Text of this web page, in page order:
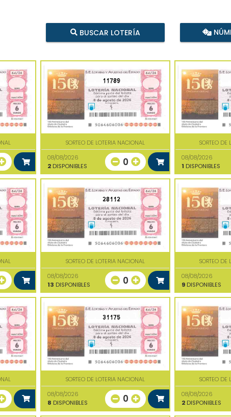
BUSCAR LOTERÍA
11789
SORTEO DE LOTERIA NACIONAL
08/08/2026
2 DISPONIBLES 0
SORTEO DE
08/08/2026
1 DISPONIBLES
28112
SORTEO DE LOTERIA NACIONAL
08/08/2026
13 DISPONIBLES 0
SORTEO DE
08/08/2026
9DISPONIBLES
31175
SORTEO DE LOTERIA NACIONAL
08/08/2026
8 DISPONIBLES 0
SORTEO DE
08/08/2026
2DISPONIBLES